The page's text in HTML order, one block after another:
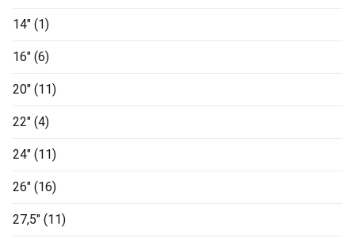
14" (1)
16" (6)
20" (11)
22" (4)
24" (11)
26" (16)
27,5" (11)